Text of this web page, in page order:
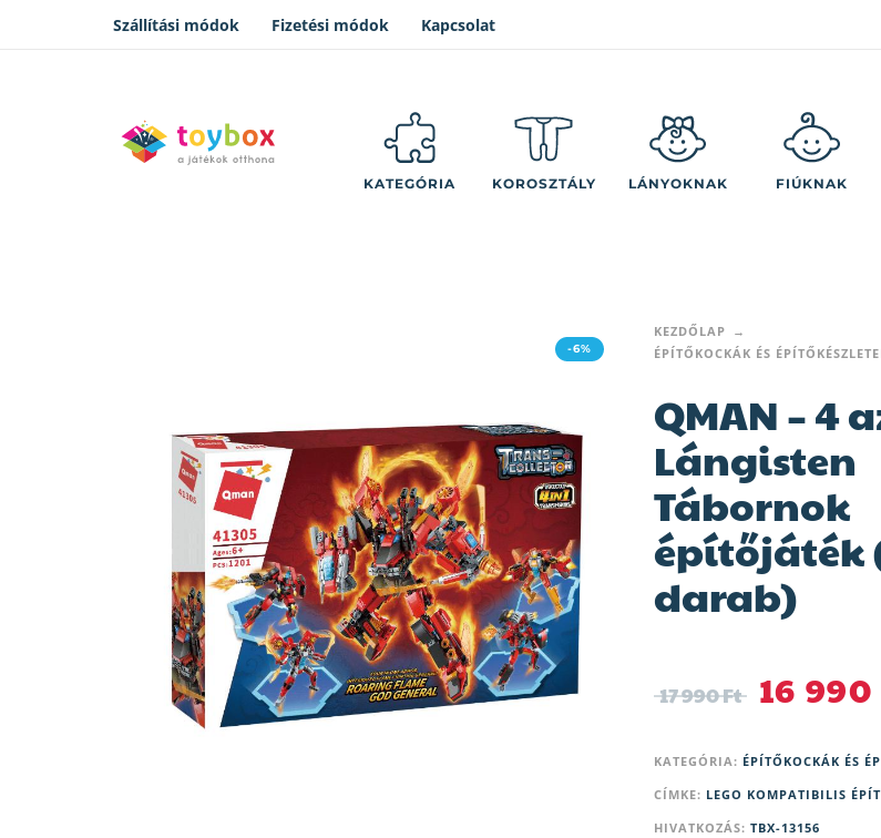
Szállítási módok Fizetési módok Kapcsolat
KATEGÓRIA KOROSZTÁLY LÁNYOKNAK FIÚKNAK
-6%
KEZDŐLAP
ÉPÍTŐKOCKÁK ÉS
QMAN – 4
Lángisten
Tábornok
építőjáték
darab)
17 990Ft 16 990
KATEGÓRIA: ÉPÍTŐKOCKÁK ÉS
CÍMKE: LEGO KOMPATIBILIS
HIVATKOZÁS: TBX-13156